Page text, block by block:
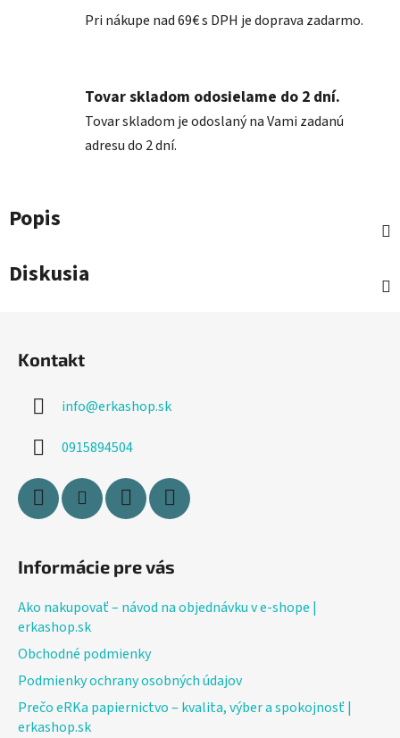
Pri nákupe nad 69€ s DPH je doprava zadarmo.
Tovar skladom odosielame do 2 dní.
Tovar skladom je odoslaný na Vami zadanú
adresu do 2 dní.
Popis
Diskusia
Kontakt
info@erkashop.sk
0915894504
Informácie pre vás
Ako nakupovať – návod na objednávku v e-shope |
erkashop.sk
Obchodné podmienky
Podmienky ochrany osobných údajov
Prečo eRKa papiernictvo – kvalita, výber a spokojnosť |
erkashop.sk